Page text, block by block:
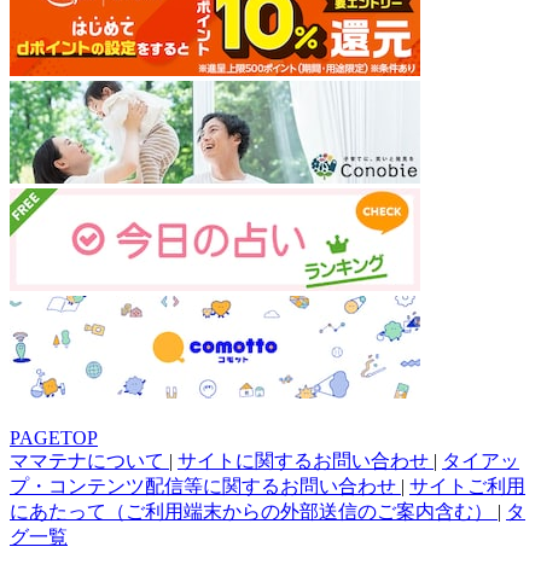
PAGETOP
ママテナについて | サイトに関するお問い合わせ | タイアッ
プ・コンテンツ配信等に関するお問い合わせ | サイトご利用
にあたって（ご利用端末からの外部送信のご案内含む） | タ
グ一覧